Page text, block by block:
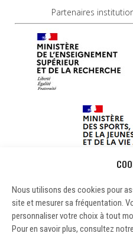
Nous utilisons des cookies pour
site et mesurer sa fréquentation.
personnaliser votre choix à tout
Pour en savoir plus, consultez
Partenaires